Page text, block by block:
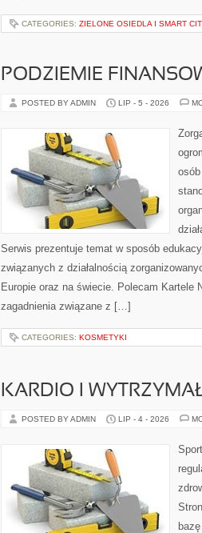
CATEGORIES: ZIELONE OSIEDLA I SMART
PODZIEMIE
POSTED BY ADMIN LIP - 5 - 2026
Serwis prezentuje temat w sposób
związanych z działalnością
Europie oraz na świecie. Polecam
zagadnienia związane z […]
CATEGORIES: KOSMETYKI
KARDIO I
POSTED BY ADMIN LIP - 4 - 2026